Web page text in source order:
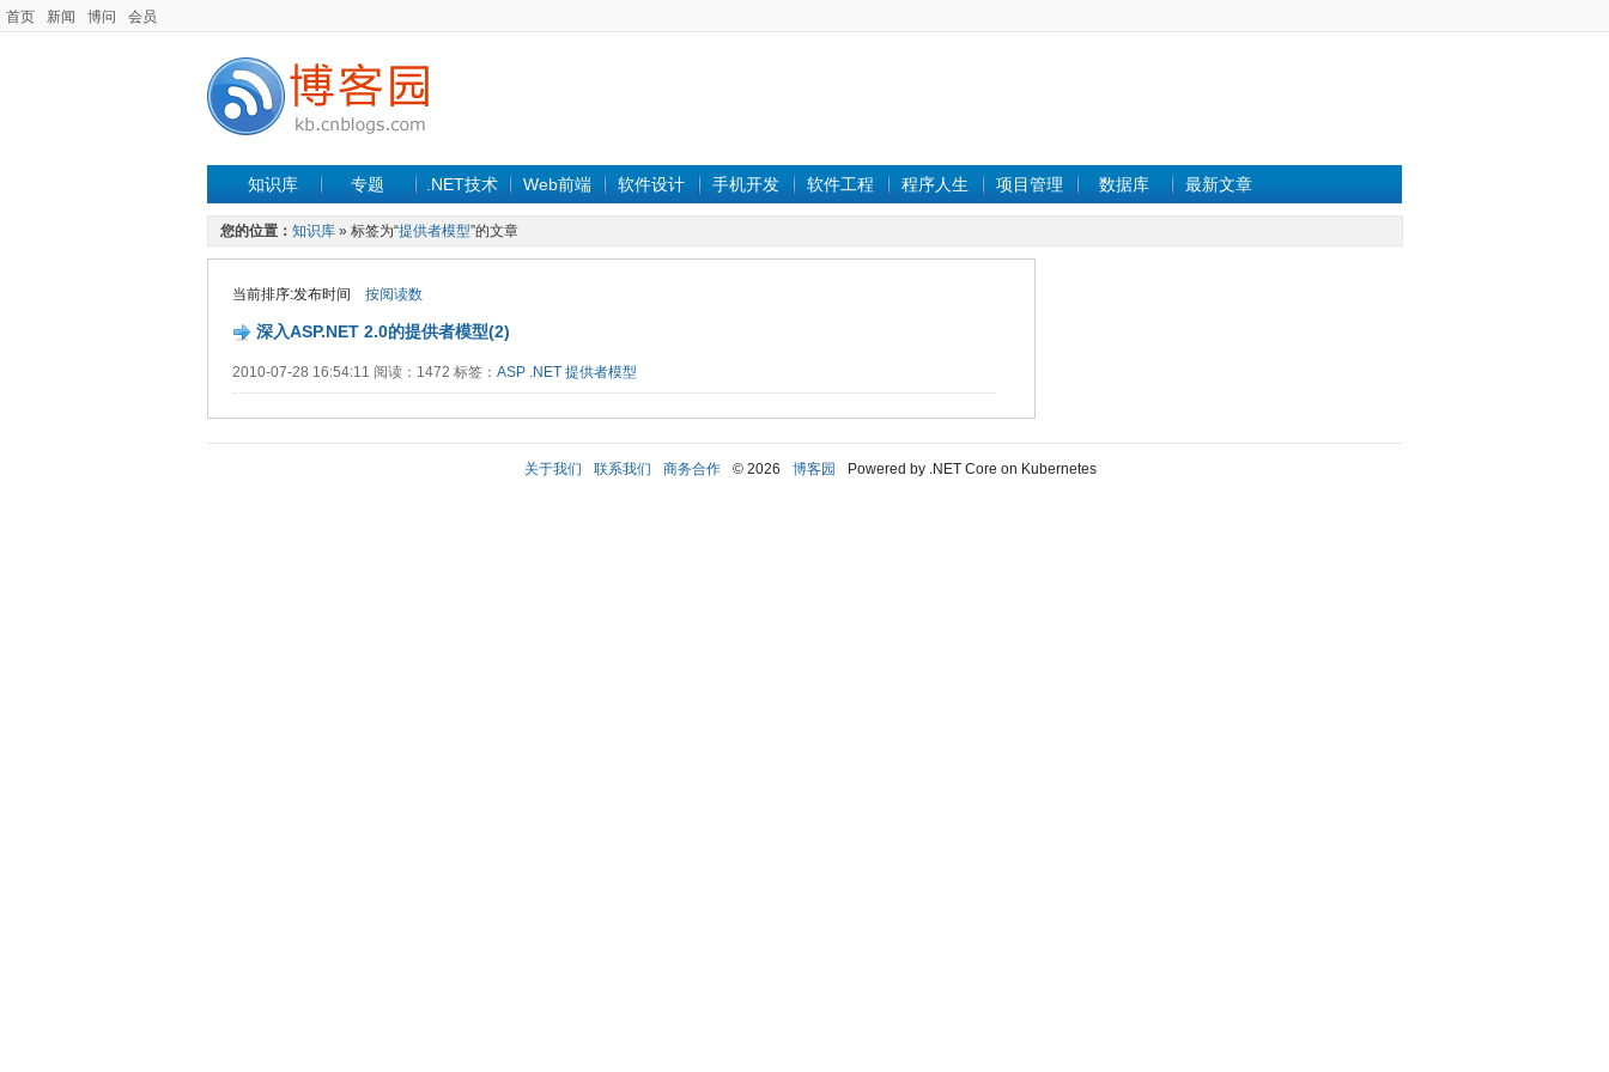
首页 新闻 博问 会员
知识库 专题 .NET技术 Web前端 软件设计 手机开发 软件工程 程序人生 项目管理 数据库 最新文章
您的位置： 知识库 » 标签为“提供者模型”的文章
当前排序:发布时间 按阅读数
深入ASP.NET 2.0的提供者模型(2)
2010-07-28 16:54:11 阅读：1472 标签： ASP .NET 提供者模型
关于我们 联系我们 商务合作 © 2026 博客园 Powered by .NET Core on Kubernetes